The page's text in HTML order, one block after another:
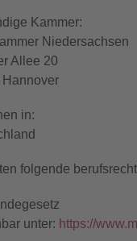
Kammer:
Niedersachsen
Allee 20
Hannover
in:
folgende
unter: https://